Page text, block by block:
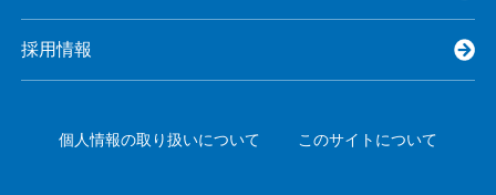
採用情報
個人情報の取り扱いについて このサイトについて